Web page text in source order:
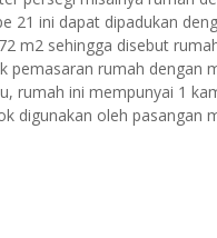
21 ini dapat dipadukan
m2 sehingga disebut
pemasaran rumah dengan
rumah ini mempunyai 1
digunakan oleh pasangan